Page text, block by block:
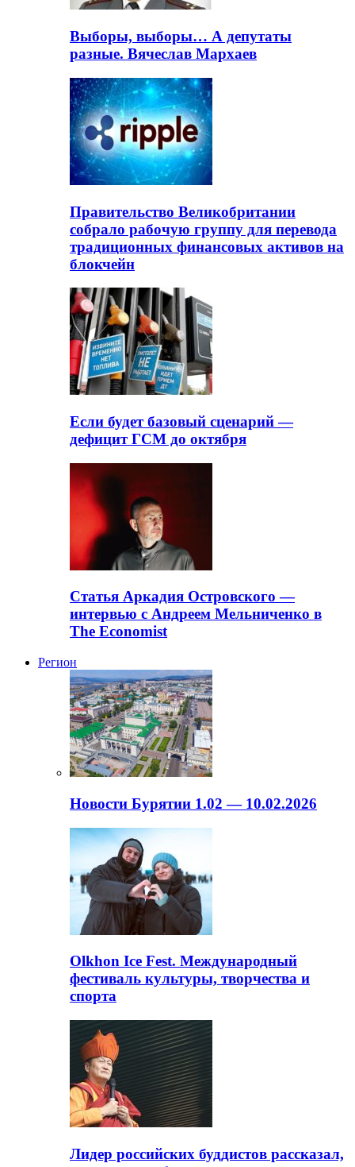
Выборы, выборы… А депутаты
разные. Вячеслав Мархаев
Правительство Великобритании
собрало рабочую группу для перевода
традиционных финансовых активов на
блокчейн
Если будет базовый сценарий —
дефицит ГСМ до октября
Статья Аркадия Островского —
интервью с Андреем Мельниченко в
The Economist
Регион
Новости Бурятии 1.02 — 10.02.2026
Olkhon Ice Fest. Международный
фестиваль культуры, творчества и
спорта
Лидер российских буддистов рассказал,